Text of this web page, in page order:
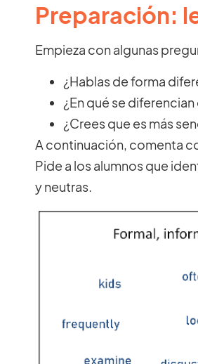
Preparación:
Empieza con algunas
¿Hablas de forma
¿En qué se
¿Crees que es más
A continuación, comenta
Pide a los alumnos que
y neutras.